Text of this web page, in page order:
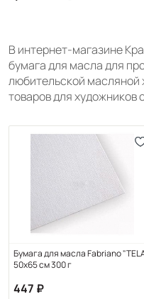
В интернет-магазине
бумага для масла для
любительской
товаров для художников
Бумага для масла Fabriano
50x65 см 300 г
447